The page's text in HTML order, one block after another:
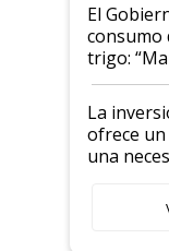
El
consumo
trigo:
La
ofrece
una